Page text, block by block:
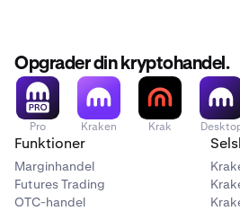
måneders periode.
•
Berettigede investorer vil få
et nettokøbsbeløb på 100.000
måneders periode.
For mere information om
her.
Opgrader din kryptohandel.
Pro Kraken Krak
Funktioner
Marginhandel
Futures Trading
OTC-handel